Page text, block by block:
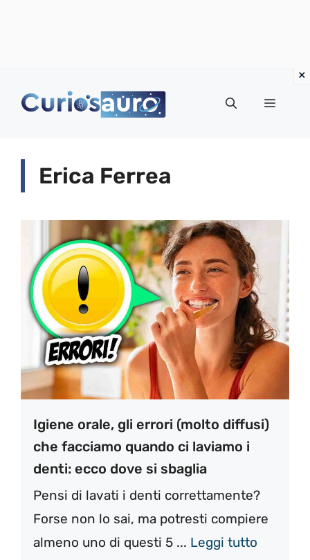
Menu
Erica Ferrea
Igiene orale, gli errori (molto diffusi)
che facciamo quando ci laviamo i
denti: ecco dove si sbaglia
Pensi di lavati i denti correttamente?
Forse non lo sai, ma potresti compiere
almeno uno di questi 5 ... Leggi tutto